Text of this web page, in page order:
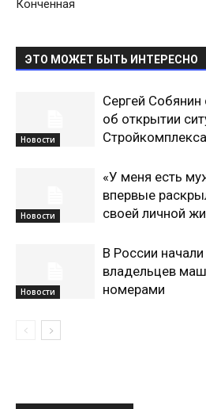
Конченная
ЭТО МОЖЕТ БЫТЬ ИНТЕРЕСНО
Новости
Сергей
об открытии
Новости
«У меня есть
впервые
своей личной
Новости
В России
владельцев
номерами